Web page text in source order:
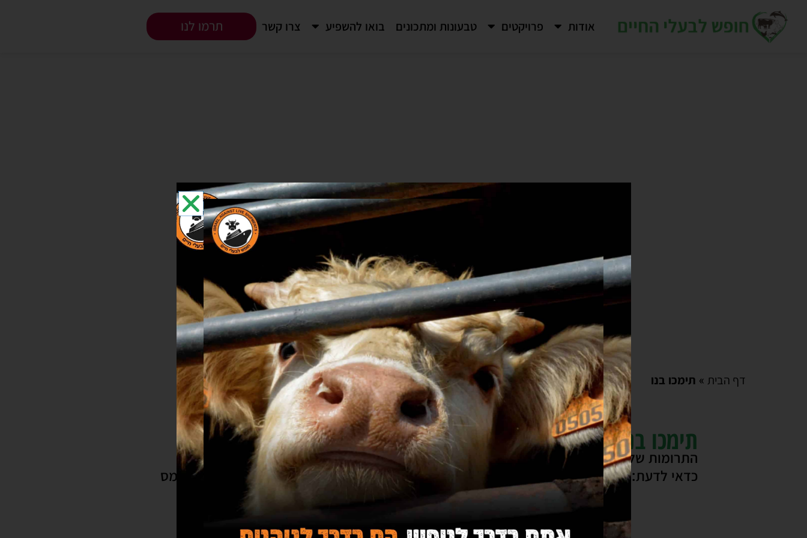
תימכו
דילוג
אודות פרויקטים טבעונות ומתכונים בואו להשפיע צרו קשר תרמו לנו
תימכו בנו
דף הבית » תימכו בנו
תימכו בנו
התרומות שלכם.ן הן הכח שלנו לעזור לבעלי החיים ולעשות פה עולם טוב יותר.
כדאי לדעת: עמותת " חופש לבעלי החיים" מוכרת לפי סעיף 46 במס הכנסה לצורך קבלת החזרי מס